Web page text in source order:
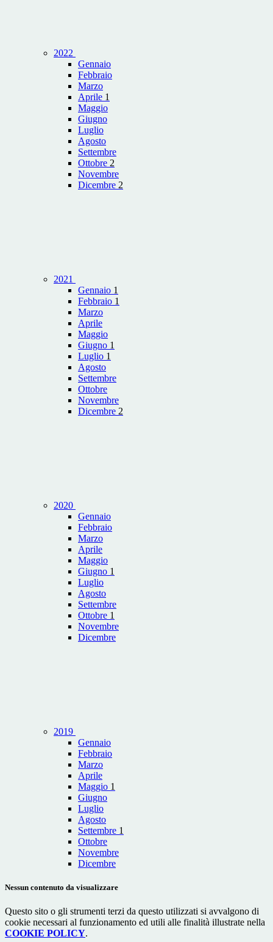
2022
Gennaio
Febbraio
Marzo
Aprile 1
Maggio
Giugno
Luglio
Agosto
Settembre
Ottobre 2
Novembre
Dicembre 2
2021
Gennaio 1
Febbraio 1
Marzo
Aprile
Maggio
Giugno 1
Luglio 1
Agosto
Settembre
Ottobre
Novembre
Dicembre 2
2020
Gennaio
Febbraio
Marzo
Aprile
Maggio
Giugno 1
Luglio
Agosto
Settembre
Ottobre 1
Novembre
Dicembre
2019
Gennaio
Febbraio
Marzo
Aprile
Maggio 1
Giugno
Luglio
Agosto
Settembre 1
Ottobre
Novembre
Dicembre
Nessun contenuto da visualizzare
Questo sito o gli strumenti terzi da questo utilizzati si avvalgono di
cookie necessari al funzionamento ed utili alle finalità illustrate nella
COOKIE POLICY.